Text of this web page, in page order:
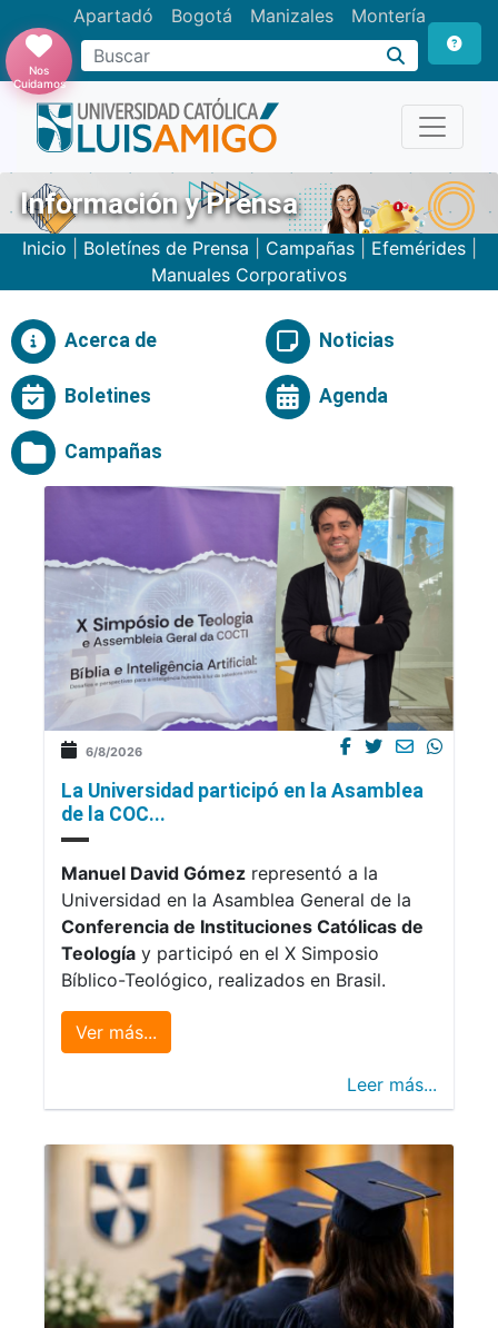
Apartadó Bogotá Manizales Montería
Buscar
Nos
Cuidamos
Información y Prensa
Inicio Boletínes de Prensa Campañas Efemérides
Manuales Corporativos
Acerca de Noticias
Boletines Agenda
Campañas
6/8/2026
La Universidad participó en la Asamblea
de la COC...
Manuel David Gómez representó a la
Universidad en la Asamblea General de la
Conferencia de Instituciones Católicas de
Teología y participó en el X Simposio
Bíblico-Teológico, realizados en Brasil.
Ver más...
Leer más...